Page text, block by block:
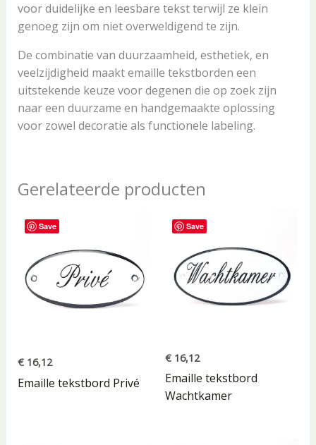
voor duidelijke en leesbare tekst terwijl ze klein
genoeg zijn om niet overweldigend te zijn.
De combinatie van duurzaamheid, esthetiek, en
veelzijdigheid maakt emaille tekstborden een
uitstekende keuze voor degenen die op zoek zijn
naar een duurzame en handgemaakte oplossing
voor zowel decoratie als functionele labeling.
Gerelateerde producten
Save
€16,12
Emaille tekstbord Privé
Save
€ 16,12
Emaille tekstbord
Wachtkamer